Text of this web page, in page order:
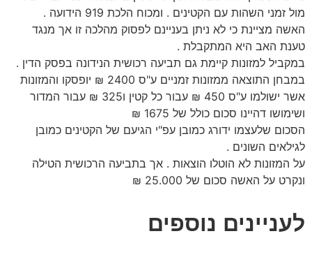
מול זמני השהות עם הקטינים . ומכוח הלכת 919 הידועה .
האשה מציינת כי לא ניתן בעניינם לפסוק מהלכה זו אך מנגד
טענת האב היא המתקבלת .
במקביל למזונות קיימת גם תביעה רכושית הנידונה בפסק הדין .
במבחן התוצאה ממזונות זמניים ע"ס 2400 ₪ יופסקו והמזונות
אשר ישולמו ע"ס 450 ₪ עבור כל קטין ו325 ₪ עבור המדור
ושימושו דהיינו סכום כולל של 1675 ₪
הסכום שלעצמו ידורג כמובן עפ"י הגיעם של הקטינים כמובן
לגילאים השונים .
על המזונות לא הוטלו הוצאות . אך בתביעה הרכושית הטילה
ונקרט על האשה סכום של 25.000 ₪
לעניינים נוספים